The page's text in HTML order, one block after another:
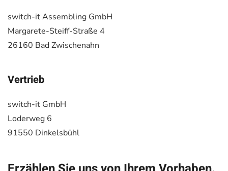
switch-it Assembling GmbH
Margarete-Steiff-Straße 4
26160 Bad Zwischenahn
Vertrieb
switch-it GmbH
Loderweg 6
91550 Dinkelsbühl